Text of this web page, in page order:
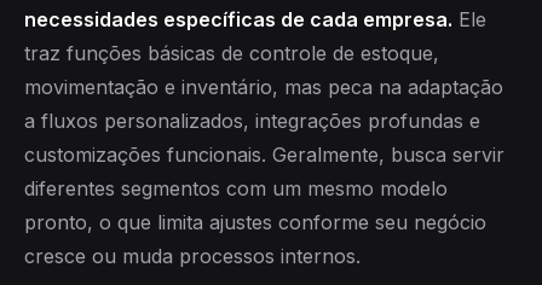
necessidades específicas de cada empresa. Ele
traz funções básicas de controle de estoque,
movimentação e inventário, mas peca na adaptação
a fluxos personalizados, integrações profundas e
customizações funcionais. Geralmente, busca servir
diferentes segmentos com um mesmo modelo
pronto, o que limita ajustes conforme seu negócio
cresce ou muda processos internos.